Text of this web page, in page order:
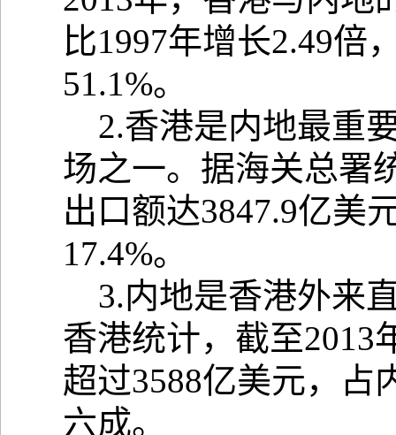
比1997年增长2.49倍
51.1%。
2.香港是内地最重
场之一。据海关总署
出口额达3847.9亿美
17.4%。
3.内地是香港外来
香港统计，截至2013
超过3588亿美元，占
六成。